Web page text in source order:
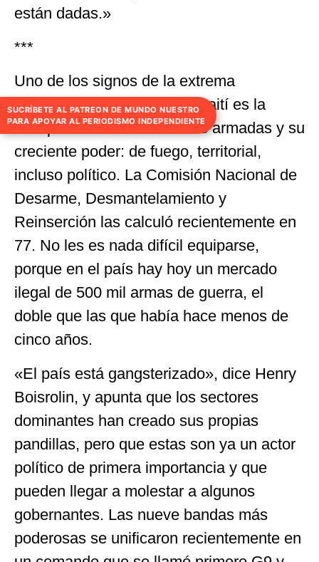
están dadas.»
***
Uno de los signos de la extrema
descomposición actual de Haití es la
multiplicación de las bandas armadas y su
creciente poder: de fuego, territorial,
incluso político. La Comisión Nacional de
Desarme, Desmantelamiento y
Reinserción las calculó recientemente en
77. No les es nada difícil equiparse,
porque en el país hay hoy un mercado
ilegal de 500 mil armas de guerra, el
doble que las que había hace menos de
cinco años.
«El país está gangsterizado», dice Henry
Boisrolin, y apunta que los sectores
dominantes han creado sus propias
pandillas, pero que estas son ya un actor
político de primera importancia y que
pueden llegar a molestar a algunos
gobernantes. Las nueve bandas más
poderosas se unificaron recientemente en
SUCRÍBETE AL PATREON DE MUNDO NUESTRO
PARA APOYAR AL PERIODISMO INDEPENDIENTE